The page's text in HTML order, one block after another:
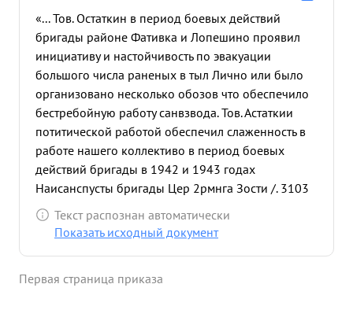
«... Тов. Остаткин в период боевых действий
бригады районе Фативка и Лопешино проявил
инициативу и настойчивость по эвакуации
большого числа раненых в тыл Лично или было
организовано несколько обозов что обеспечило
бестребойную работу санвзвода. Тов. Астаткии
потитической работой обеспечил слаженность в
работе нашего коллективо в период боевых
действий бригады в 1942 и 1943 годах
Наисанспусты бригады Цер 2рмнга Зости /. 3103
пн. ...»Текст распознан автоматически
Показать исходный документ
Первая страница приказа